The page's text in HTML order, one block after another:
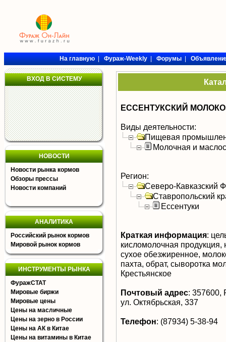
На главную|Фураж-Weekly|Форумы|
ВХОД В СИСТЕМУ
НОВОСТИ
Новости рынка кормов
Обзоры прессы
Новости компаний
АНАЛИТИКА
Российский рынок кормов
Мировой рынок кормов
ИНСТРУМЕНТЫ РЫНКА
ФуражСТАТ
Мировые биржи
Мировые цены
Цены на масличные
Цены на зерно в России
Цены на АК в Китае
Цены на витамины в Китае
ЕССЕНТУКСКИЙ
Виды деятельности:
Пищевая
Молочная и
Регион:
Северо-Кавказский
Ставропольский
Ессентуки
Краткая информация:
кисломолочная
сухое обезжиренное,
пахта, обрат, сыворотка
Крестьянское
Почтовый адрес: 357600,
ул. Октябрьская, 337
Телефон: (87934) 5-38-94